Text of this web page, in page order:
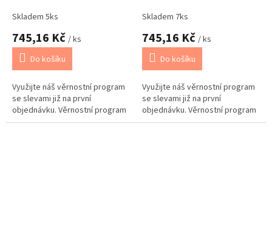
Skladem 5ks
745,16 Kč / ks
Do košíku
Využijte náš věrnostní program
se slevami již na první
objednávku. Věrnostní program
Skladem 7ks
745,16 Kč / ks
Do košíku
Využijte náš věrnostní program
se slevami již na první
objednávku. Věrnostní program